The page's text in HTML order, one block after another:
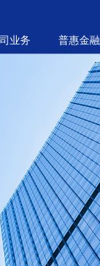
业务 普惠金融